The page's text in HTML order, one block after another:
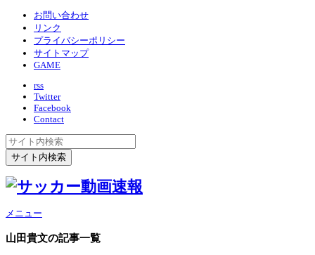
お問い合わせ
リンク
プライバシーポリシー
サイトマップ
GAME
rss
Twitter
Facebook
Contact
メニュー
山田貴文の記事一覧